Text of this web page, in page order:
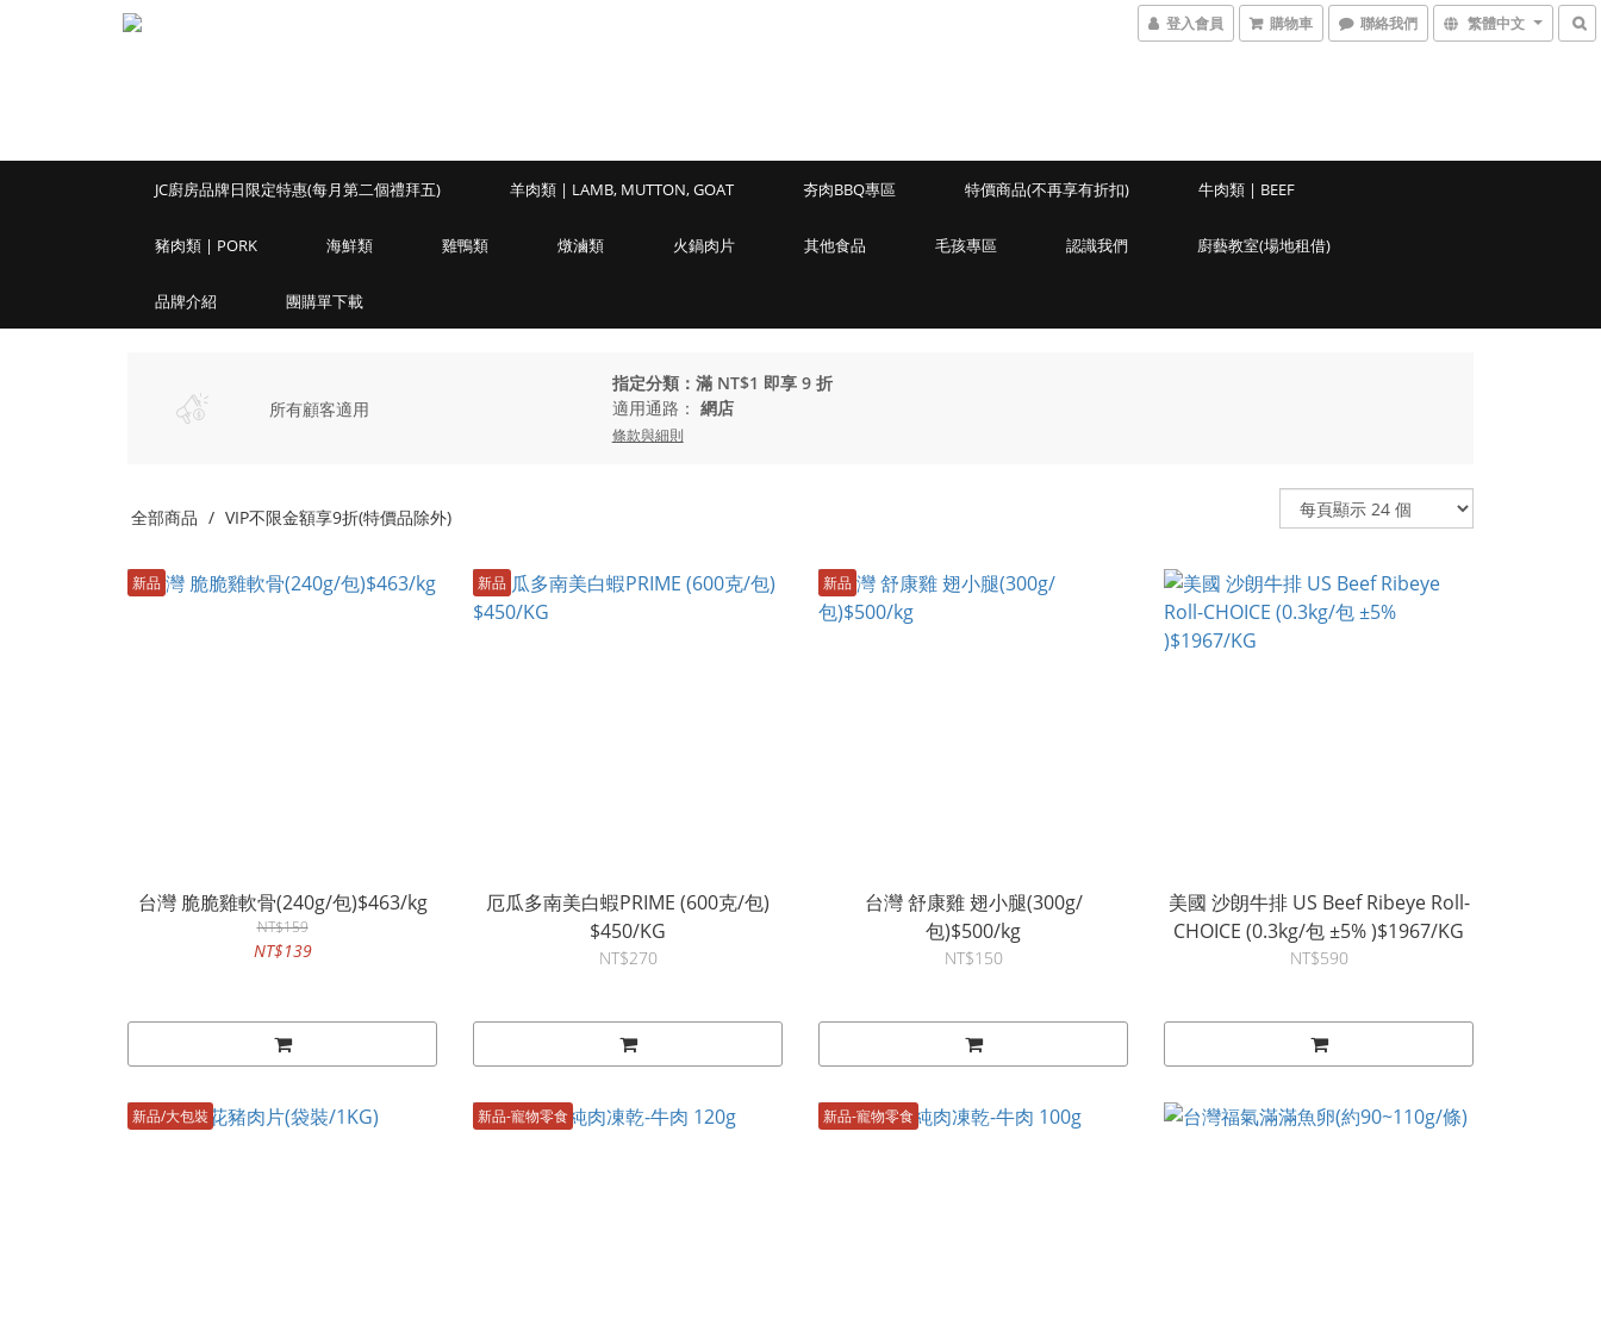
登入會員 購物車 聯絡我們 繁體中文
JC廚房品牌日限定特惠(每月第二個禮拜五) 羊肉類 | LAMB, MUTTON, GOAT 夯肉BBQ專區 特價商品(不再享有折扣) 牛肉類 | BEEF
豬肉類 | PORK 海鮮類 雞鴨類 燉滷類 火鍋肉片 其他食品 毛孩專區 認識我們 廚藝教室(場地租借)
品牌介紹 團購單下載
所有顧客適用
指定分類：滿 NT$1 即享 9 折
適用通路： 網店
條款與細則
全部商品 VIP不限金額享9折(特價品除外)
新品
台灣 脆脆雞軟骨(240g/包)$463/kg
NT$159
NT$139
新品
厄瓜多南美白蝦PRIME (600克/包)
$450/KG
NT$270
新品
台灣 舒康雞 翅小腿(300g/
包)$500/kg
NT$150
美國 沙朗牛排 US Beef Ribeye Roll-
CHOICE (0.3kg/包 ±5% )$1967/KG
NT$590
新品/大包裝 新品-寵物零食 新品-寵物零食